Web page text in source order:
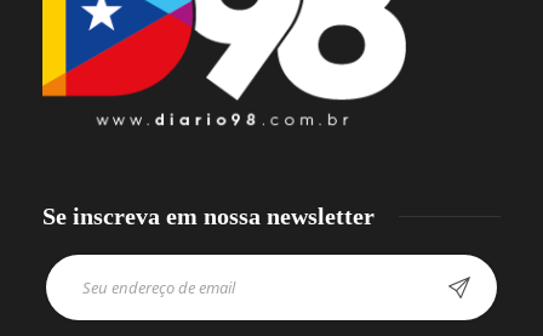
Se inscreva em nossa newsletter